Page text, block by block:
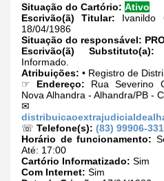
Situação do Cartório: Ativo
Escrivão(ã) Titular: Ivanildo
18/04/1986
Situação do responsável:
Escrivão(ã) Substituto(a):
Informado.
Atribuições: • Registro de
☞ Endereço: Rua Severino
Nova Alhandra - Alhandra/PB -
☏ Telefone(s): (83) 99906-
Horário de funcionamento:
Até: 17:00
Cartório Informatizado: Sim
Com Internet: Sim